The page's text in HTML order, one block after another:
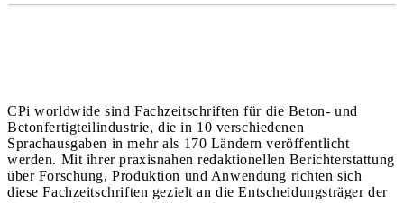
CPi worldwide sind Fachzeitschriften für die Beton- und
Betonfertigteilindustrie, die in 10 verschiedenen
Sprachausgaben in mehr als 170 Ländern veröffentlicht
werden. Mit ihrer praxisnahen redaktionellen Berichterstattung
über Forschung, Produktion und Anwendung richten sich
diese Fachzeitschriften gezielt an die Entscheidungsträger der